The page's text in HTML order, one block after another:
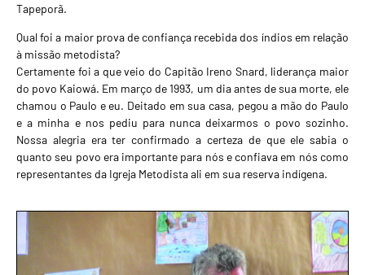
Tapeporã.
Qual foi a maior prova de confiança recebida dos índios em relação
à missão metodista?
Certamente foi a que veio do Capitão Ireno Snard, liderança maior
do povo Kaiowá. Em março de 1993, um dia antes de sua morte, ele
chamou o Paulo e eu. Deitado em sua casa, pegou a mão do Paulo
e a minha e nos pediu para nunca deixarmos o povo sozinho.
Nossa alegria era ter confirmado a certeza de que ele sabia o
quanto seu povo era importante para nós e confiava em nós como
representantes da Igreja Metodista ali em sua reserva indígena.